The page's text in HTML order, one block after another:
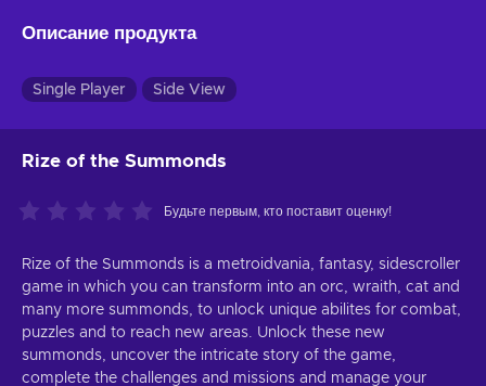
Описание продукта
Single Player Side View
Rize of the Summonds
Будьте первым, кто поставит оценку!
Rize of the Summonds is a metroidvania, fantasy, sidescroller
game in which you can transform into an orc, wraith, cat and
many more summonds, to unlock unique abilites for combat,
puzzles and to reach new areas. Unlock these new
summonds, uncover the intricate story of the game,
complete the challenges and missions and manage your